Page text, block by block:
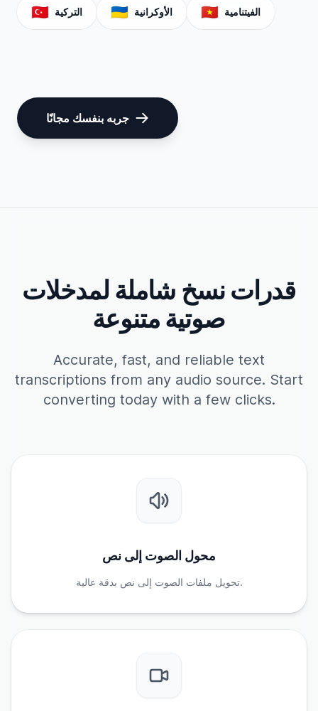
🇹🇷 التركية 🇺🇦 الأوكرانية 🇻🇳 الفيتنامية
جربه بنفسك مجانًا
قدرات نسخ شاملة لمدخلات
صوتية متنوعة
Accurate, fast, and reliable text
transcriptions from any audio source. Start
converting today with a few clicks.
محول الصوت إلى نص
تحويل ملفات الصوت إلى نص بدقة عالية.